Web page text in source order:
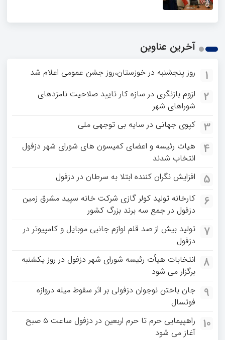
آخرین عناوین
1 روز پنجشنبه در خوزستان،روز جشن عمومی اعلام شد
2
لزوم بازنگری در سازه کار تایید صلاحیت نامزدهای
شوراهای شهر
3 کپوی جهانی در سایه بی توجهی ملی
4
هیات رئیسه و اعضای کمیسون های شورای شهر دزفول
انتخاب شدند
5 افزایش نگران کننده ابتلا به سرطان در دزفول
6
کارخانه تولید کولر گازی شرکت خانه سپید مشرق زمین
دزفول در جمع سه برند بزرگ کشور
7
تولید بیش از صد قلم لوازم جانبی موبایل و کامپیوتر در
دزفول
8
انتخابات هیأت رئیسه شورای شهر دزفول در روز یکشنبه
برگزار می شود
9
جان باختن نوجوان دزفولی بر اثر سقوط میله دروازه
فوتسال
10
راهپیمایی حرم تا حرم اربعین در دزفول ساعت ۵ صبح
آغاز می شود